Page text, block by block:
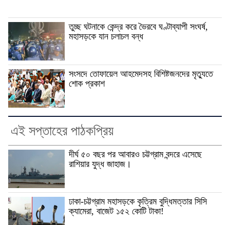
তুচ্ছ ঘটনাকে কেন্দ্র করে ভৈরবে ঘণ্টাব্যাপী সংঘর্ষ,
মহাসড়কে যান চলাচল বন্ধ
সংসদে তোফায়েল আহমেদসহ বিশিষ্টজনদের মৃত্যুতে
শোক প্রকাশ
এই সপ্তাহের পাঠকপ্রিয়
দীর্ঘ ৫০ বছর পর আবারও চট্টগ্রাম বন্দরে এসেছে
রাশিয়ার যুদ্ধ জাহাজ।
ঢাকা-চট্টগ্রাম মহাসড়কে কৃত্রিম বুদ্ধিমত্তার সিসি
ক্যামেরা, বাজেট ১৫২ কোটি টাকা!